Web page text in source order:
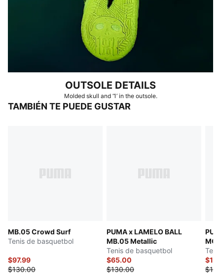
OUTSOLE DETAILS
Molded skull and ‘1’ in the outsole.
TAMBIÉN TE PUEDE GUSTAR
MB.05 Crowd Surf
Tenis de basquetbol
$97.99
$130.00
PUMA x LAMELO BALL
MB.05 Metallic
Tenis de basquetbol
$65.00
$130.00